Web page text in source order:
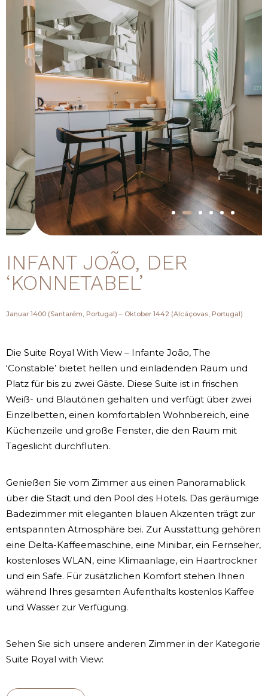
INFANT JOÃO, DER
‘KONNETABEL’
Januar 1400 (Santarém, Portugal) – Oktober 1442 (Alcáçovas, Portugal)
Die Suite Royal With View – Infante João, The
‘Constable’ bietet hellen und einladenden Raum und
Platz für bis zu zwei Gäste. Diese Suite ist in frischen
Weiß- und Blautönen gehalten und verfügt über zwei
Einzelbetten, einen komfortablen Wohnbereich, eine
Küchenzeile und große Fenster, die den Raum mit
Tageslicht durchfluten.
Genießen Sie vom Zimmer aus einen Panoramablick
über die Stadt und den Pool des Hotels. Das geräumige
Badezimmer mit eleganten blauen Akzenten trägt zur
entspannten Atmosphäre bei. Zur Ausstattung gehören
eine Delta-Kaffeemaschine, eine Minibar, ein Fernseher,
kostenloses WLAN, eine Klimaanlage, ein Haartrockner
und ein Safe. Für zusätzlichen Komfort stehen Ihnen
während Ihres gesamten Aufenthalts kostenlos Kaffee
und Wasser zur Verfügung.
Sehen Sie sich unsere anderen Zimmer in der Kategorie
Suite Royal with View: